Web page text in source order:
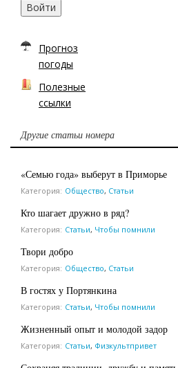
Войти
Прогноз
погоды
Полезные
ссылки
Другие статьи номера
«Семью года» выберут в Приморье
Категория: Общество, Статьи
Кто шагает дружно в ряд?
Категория: Статьи, Чтобы помнили
Твори добро
Категория: Общество, Статьи
В гостях у Портянкина
Категория: Статьи, Чтобы помнили
Жизненный опыт и молодой задор
Категория: Статьи, Физкультпривет